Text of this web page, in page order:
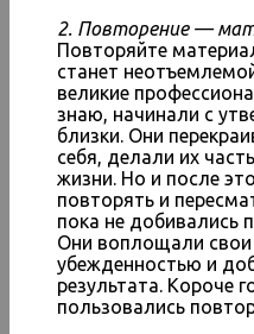
2. Повторение —
Повторяйте
станет
великие
знаю, начинали с
близки. Они
себя, делали их
жизни. Но и после
повторять и
пока не добивались
Они воплощали свои
убежденностью и
результата. Короче
пользовались